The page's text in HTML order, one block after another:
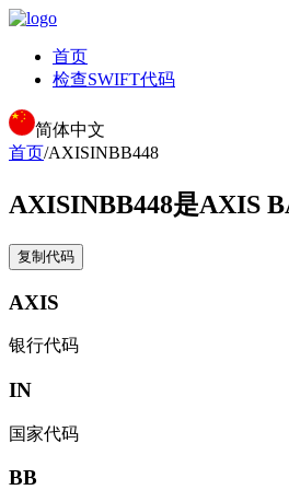
首页
检查SWIFT代码
简体中文
首页/AXISINBB448
AXISINBB448是AXIS
复制代码
AXIS
银行代码
IN
国家代码
BB